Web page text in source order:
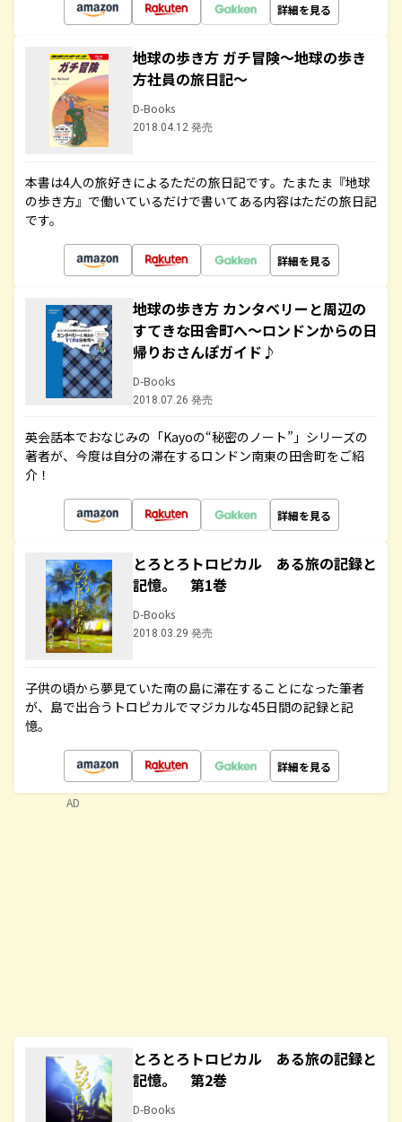
詳細を見る
地球の歩き方 ガチ冒険～地球の歩き
方社員の旅日記～
D-Books
2018.04.12 発売
本書は4人の旅好きによるただの旅日記です。たまたま『地球
の歩き方』で働いているだけで書いてある内容はただの旅日記
です。
詳細を見る
地球の歩き方 カンタベリーと周辺の
すてきな田舎町へ～ロンドンからの日
帰りおさんぽガイド♪
D-Books
2018.07.26 発売
英会話本でおなじみの「Kayoの“秘密のノート”」シリーズの
著者が、今度は自分の滞在するロンドン南東の田舎町をご紹
介！
詳細を見る
とろとろトロピカル ある旅の記録と
記憶。 第1巻
D-Books
2018.03.29 発売
子供の頃から夢見ていた南の島に滞在することになった筆者
が、島で出合うトロピカルでマジカルな45日間の記録と記
憶。
詳細を見る
とろとろトロピカル ある旅の記録と
記憶。 第2巻
D-Books
AD